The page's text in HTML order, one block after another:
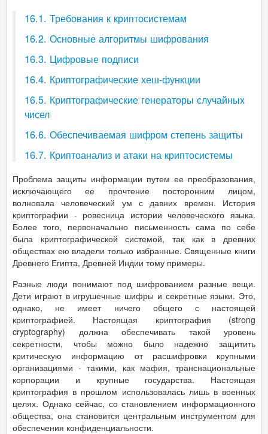
16.1. Требования к криптосистемам
16.2. Основные алгоритмы шифрования
16.3. Цифровые подписи
16.4. Криптографические хеш-функции
16.5. Криптографические генераторы случайных
чисел
16.6. Обеспечиваемая шифром степень защиты
16.7. Криптоанализ и атаки на криптосистемы
Проблема защиты информации путем ее преобразования,
исключающего ее прочтение посторонним лицом,
волновала человеческий ум с давних времен. История
криптографии - ровесница истории человеческого языка.
Более того, первоначально письменность сама по себе
была криптографической системой, так как в древних
обществах ею владели только избранные. Священные книги
Древнего Египта, Древней Индии тому примеры.
Разные люди понимают под шифрованием разные вещи.
Дети играют в игрушечные шифры и секретные языки. Это,
однако, не имеет ничего общего с настоящей
криптографией. Настоящая криптография (strong
cryptography) должна обеспечивать такой уровень
секретности, чтобы можно было надежно защитить
критическую информацию от расшифровки крупными
организациями - такими, как мафия, транснациональные
корпорации и крупные государства. Настоящая
криптография в прошлом использовалась лишь в военных
целях. Однако сейчас, со становлением информационного
общества, она становится центральным инструментом для
обеспечения конфиденциальности.